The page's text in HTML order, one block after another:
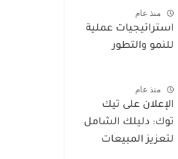
منذ عام
استراتيجيات عملية
للنمو والتطور
منذ عام
الإعلان على تيك
توك: دليلك الشامل
لتعزيز المبيعات